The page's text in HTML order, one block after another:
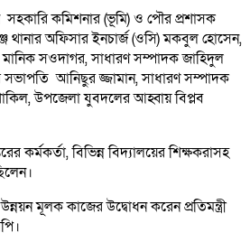
সহকারি কমিশনার (ভূমি) ও পৌর প্রশাসক
অফিসার ইনচার্জ (ওসি) মকবুল হোসেন,
সওদাগর, সাধারণ সম্পাদক জাহিদুল
সভাপতি আনিছুর জ্জামান, সাধারণ সম্পাদক
উপজেলা যুবদলের আহ্বায় বিপ্লব
কর্মকর্তা, বিভিন্ন বিদ্যালয়ের শিক্ষকরাসহ
মূলক কাজের উদ্বোধন করেন প্রতিমন্ত্রী